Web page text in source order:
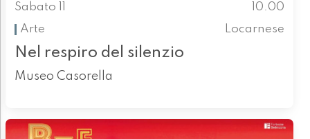
Sabato 11
10.00
Arte
Locarnese
Nel respiro del silenzio
Museo Casorella